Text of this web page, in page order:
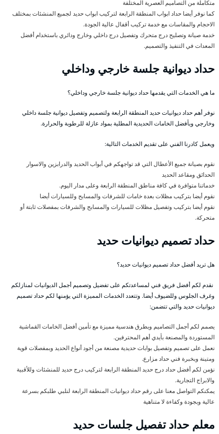
متكاملة من التصاميم العصرية المختلفة
كما نوفر أيضا حداد ابواب المنطقة الرابعة لتركيب ابواب حديد لجميع المنشئات بمختلف
الاحجام والمقاسات مع خدمة تركيب أقفال عالية الجودة.
خدمة صيانة وتصليح درج متحرك وتفصيل درج داخلي وخارج ودائري باستخدام أفضل
المعدات في التنفيذ والتصميم.
حداد ديوانية جلسة خارجي وداخلي
ما هي الخدمات التي يقدمها حداد ديوانية جلسة خارجي وداخلي؟
نوفر أهم حداد ديوانيات حديد المنطقة الرابعة ولتصميم وتفصيل ديوانية جلسة داخلي
وخارجي وبأفضل الخامات الحديدية المطلية بمواد عازلة للرطوبة والحرارة.
ويعمل كادرنا الفني على تقديم الخدمات التالية:
نقوم بصيانة جميع الأعطال التي قد تواجهكم في أبواب الحديد والدرابزين والاسوار
الحدائق ومقاعد الحديد
خدماتنا متوافرة في كافة مناطق المنطقة الرابعة وعلى مدار اليوم.
نقوم أيضا بتركيب مظلات بعدة خامات للشرفات والمسابح وللسيارات أيضا
نقوم أيضا بتركيب وتفصيل مظلات للسيارات والمسابح والشرفات بمفصلات ثابتة أو
متحركة.
حداد تصميم ديوانيات حديد
هل تريد أفضل حداد تصميم ديوانيات حديد؟
نقدم لكم أفضل فريق فني لمساعدتكم على تفضيل وتصميم أجمل الديوانيات لمنازلكم
وغرف الجلوس وللضيوف أيضا. وتتعدد الخدمات المميزة التي يؤمنها لكم حداد تصميم
ديوانيات حديد والتي تتضمن:
يصمم لكم أجمل التصاميم وبطرق هندسية مميزة مع تأمين أفضل الخامات القماشية
المستوردة والمصنعة بأيدي أهم المحترفين.
نعمل على تصميم وتفصيل بوابات حديدية مصنعة من أجود أنواع الحديد وبمفصلات قوية
ومتينة وبخبرة فني حداد مزارع.
نؤمن لكم أفضل حداد درج حديد المنطقة الرابعة لتركيب درج حديد للمنشئات وللأقبية
والابراج التجارية.
يمكنكم التواصل معنا على رقم حداد ديوانيات المنطقة الرابعة لنلبي طلبكم بسرعة
عالية وبجودة وكفاءة لا متناهية
معلم حداد تفصيل جلسات حديد